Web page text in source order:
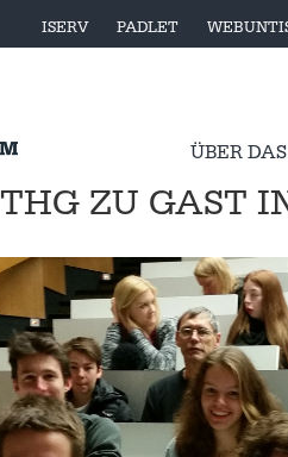
ISERV PADLET
ÜBER
ZU GAST